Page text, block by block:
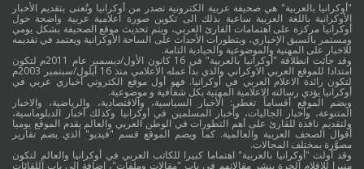
"أوكرانيا بالعربية" هي صحيفة عربية الكترونية تصدر من أوكرانيا وتُعنى بتقديم الأخبار
الأوكرانية باللغة العربية ساعية بذلك الى تكوين صورة اعلامية عربية واضحة حول
أوكرانيا مركزة على اهتمامات القارئ العربي، ويتم تحديث موقع الصحيفة بشكل يومي
ومستمر بالسبق الإخباري، وبتطورات الأحداث على الساحة الأوكرانية ويعتمد في تقديمه
للاخبار على المهنية والموضوعية والحيادية التامة.
وقد جائت انطلاقة "أوكرانيا بالعربية" في 16 كانون الأول/ديسمبر عام 2011م لتكون
امتدادا للموقع العربي الاوكراني والذي بدأ عمله الاعلامي منذ 16 أيلول/سبتمبر 2003م
لتكون رائدة الاعلام العربي في أوكرانيا. فهو أول موقع الكتروني أخباري عربي في
أوكرانيا يؤدي رسالته الاعلامية المهنية بكل شفافية و موضوعية.
ويضم الموقع أقساماً تغطي: الأخبار السياسية، والاقتصادية، والرياضية، والاخبار
المتنوعة، وأخبار الجاليات، وأخبار المسلمين في أوكرانيا وكذلك أخبار الدبلوماسية،
ولتقديم نافذة للقارئ على أهم التطورات في الوطن العربي والعالم يقدم الموقع يوميا
أقوال الصحف العربية والعالمية. كما ويضم الموقع قسم "فيديو" الذي يضم تقارير
مصوَّرة بمختلف المجالات.
وقد أولت "أوكرانيا بالعربية" اهتماما كبيرا للكاتب العربي في أوكرانيا والعالم لتكون
منبرا للاقلام الحرة بنشر مقالاتهم في باب "مقالات وملفات"، اضافة الى باب اللقائات